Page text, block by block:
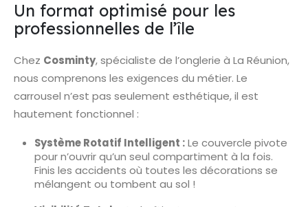
Un format optimisé pour les
professionnelles de l’île
Chez Cosminty, spécialiste de l’onglerie à La Réunion,
nous comprenons les exigences du métier. Le
carrousel n’est pas seulement esthétique, il est
hautement fonctionnel :
Système Rotatif Intelligent :Le couvercle pivote
pour n’ouvrir qu’un seul compartiment à la fois.
Finis les accidents où toutes les décorations se
mélangent ou tombent au sol !